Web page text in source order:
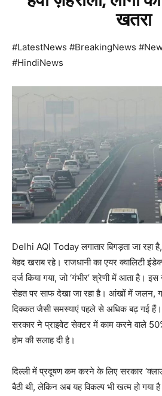
खतरा
#LatestNews #BreakingNews
#HindiNews
Delhi AQI Today लगातार बिगड़ता जा रहा
बेहद खराब रहे। राजधानी का एयर क्वालिटी
दर्ज किया गया, जो ‘गंभीर’ श्रेणी में आता है।
सेहत पर साफ देखा जा रहा है। आंखों में
दिक्कत जैसी समस्याएं पहले से अधिक बढ़ गई हैं।
सरकार ने प्राइवेट सेक्टर में काम करने वाले
होम की सलाह दी है।
दिल्ली में प्रदूषण कम करने के लिए सरकार
बैठी थी, लेकिन अब यह विकल्प भी खत्म हो